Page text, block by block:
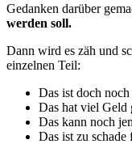
Gedanken darüber
werden soll.
Dann wird es zäh und
einzelnen Teil:
Das ist doch noch
Das hat viel Geld
Das kann noch
Das ist zu